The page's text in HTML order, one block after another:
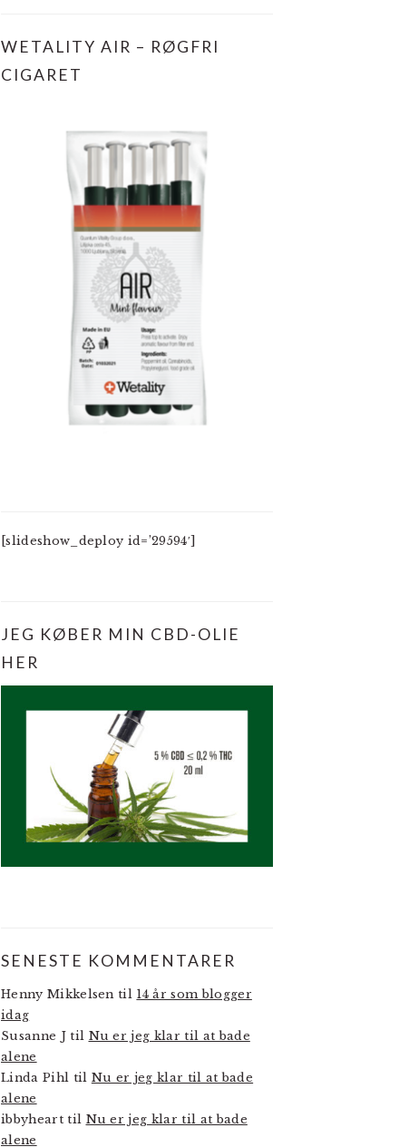
WETALITY AIR – RØGFRI
CIGARET
[slideshow_deploy id=’29594′]
JEG KØBER MIN CBD-OLIE
HER
SENESTE KOMMENTARER
Henny Mikkelsen til 14 år som blogger
idag
Susanne Jtil Nu er jeg klar til at bade
alene
Linda Pihl til Nu er jeg klar til at bade
alene
ibbyhearttil Nu er jeg klar til at bade
alene